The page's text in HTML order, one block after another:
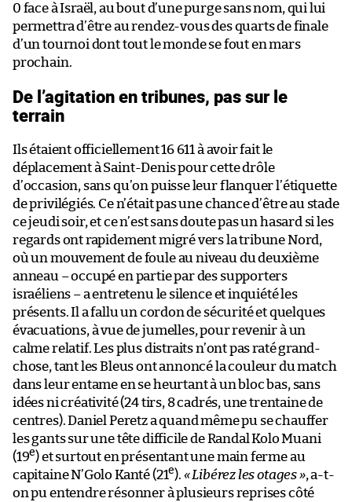
0 face à Israël, au bout d’une purge sans nom, qui lui
permettra d’être au rendez-vous des quarts de finale
d’un tournoi dont tout le monde se fout en mars
prochain.
De l’agitation en tribunes, pas sur le
terrain
Ils étaient officiellement 16 611 à avoir fait le
déplacement à Saint-Denis pour cette drôle
d’occasion, sans qu’on puisse leur flanquer l’étiquette
de privilégiés. Ce n’était pas une chance d’être au stade
ce jeudi soir, et ce n’est sans doute pas un hasard si les
regards ont rapidement migré vers la tribune Nord,
où un mouvement de foule au niveau du deuxième
anneau – occupé en partie par des supporters
israéliens – a entretenu le silence et inquiété les
présents. Il a fallu un cordon de sécurité et quelques
évacuations, à vue de jumelles, pour revenir à un
calme relatif. Les plus distraits n’ont pas raté grand-
chose, tant les Bleus ont annoncé la couleur du match
dans leur entame en se heurtant à un bloc bas, sans
idées ni créativité (24 tirs, 8 cadrés, une trentaine de
centres). Daniel Peretz a quand même pu se chauffer
les gants sur une tête difficile de Randal Kolo Muani
(19e) et surtout en présentant une main ferme au
capitaine N’Golo Kanté (21e). « Libérez les otages », a-t-
on pu entendre résonner à plusieurs reprises côté